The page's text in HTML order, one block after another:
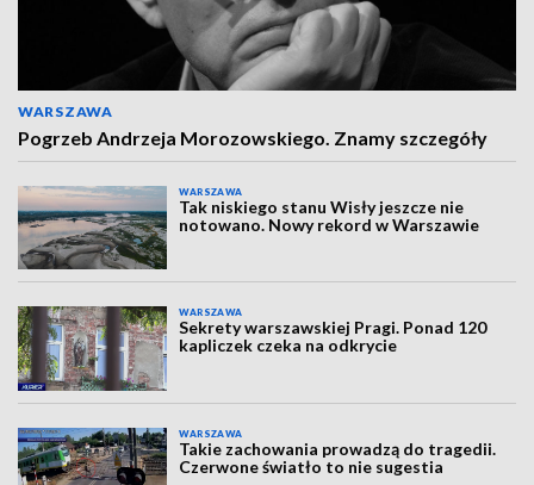
WARSZAWA
Pogrzeb Andrzeja Morozowskiego. Znamy szczegóły
WARSZAWA
Tak niskiego stanu Wisły jeszcze nie
notowano. Nowy rekord w Warszawie
WARSZAWA
Sekrety warszawskiej Pragi. Ponad 120
kapliczek czeka na odkrycie
WARSZAWA
Takie zachowania prowadzą do tragedii.
Czerwone światło to nie sugestia